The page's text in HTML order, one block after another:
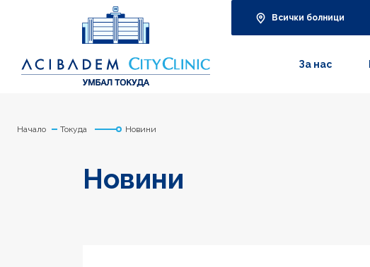
Всички болници
За нас
Начало Токуда Новини
Новини